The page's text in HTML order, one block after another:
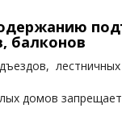
балконов
лестничных
домов